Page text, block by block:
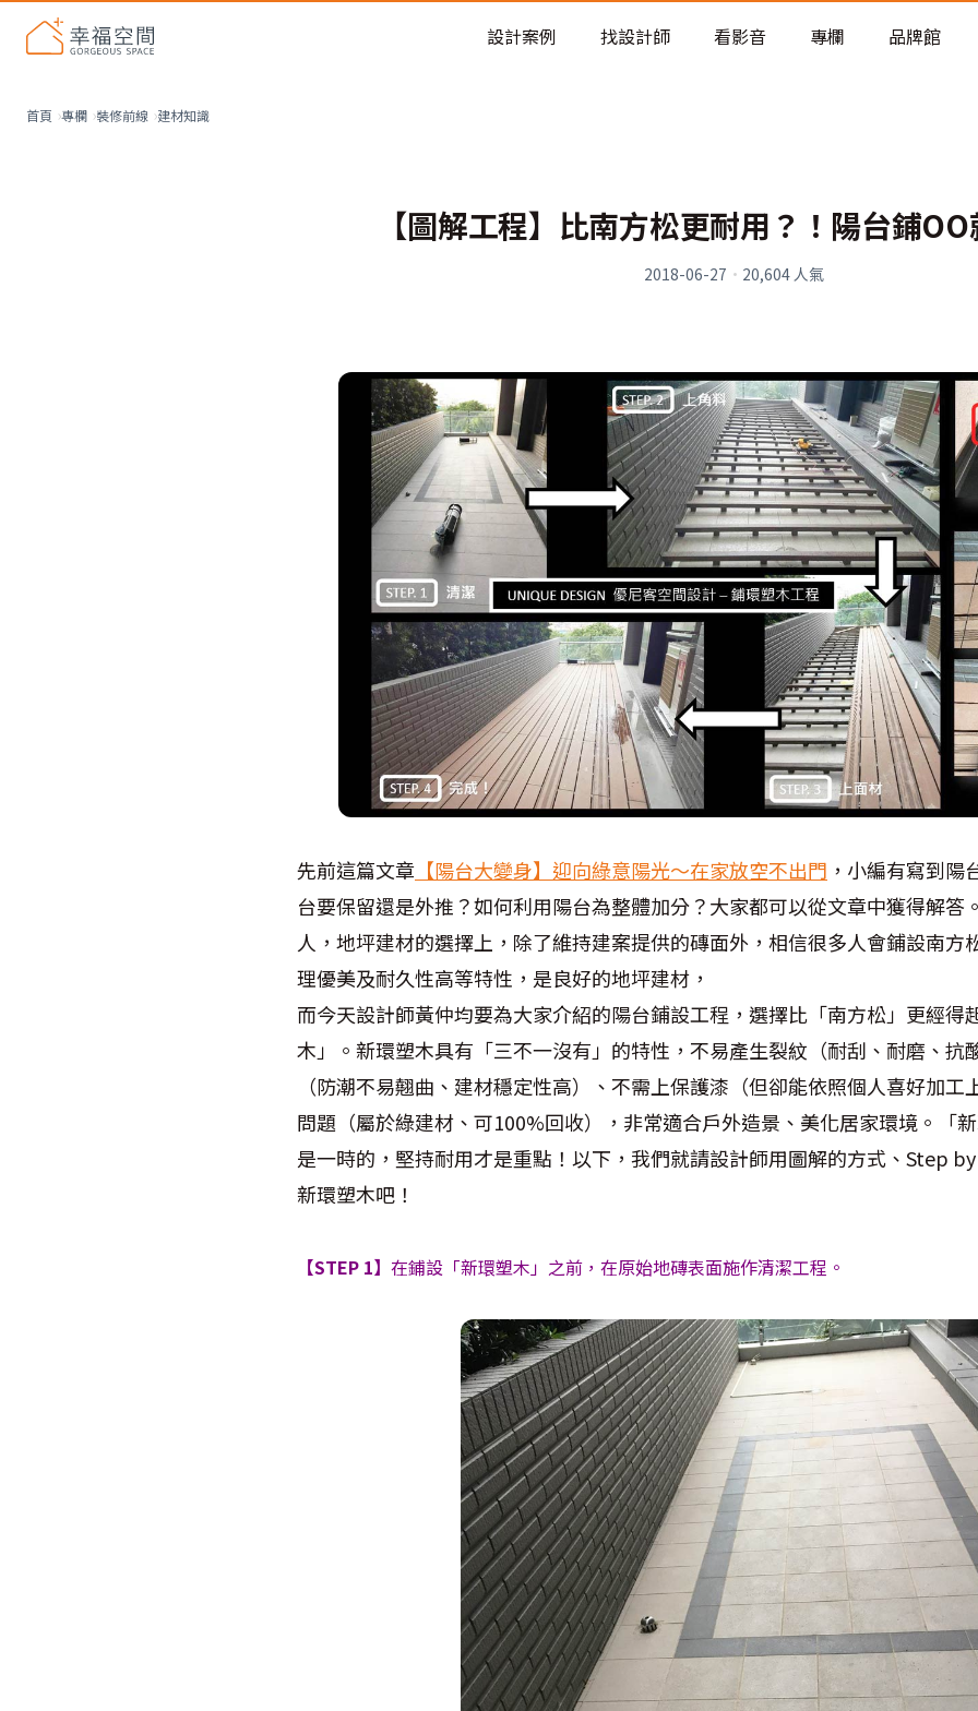
老屋預算分配與高 CP 值煥新術
設計案例 找設計師 看影音 專欄 品牌館
首頁 專欄 裝修前線 建材知識
【圖解工程】比南方松更耐用？！陽台鋪
2018-06-27 · 20,604人氣
先前這篇文章 【陽台大變身】迎向綠意陽光〜在家放空不出門 ，小編有寫到陽
台要保留還是外推？如何利用陽台為整體加分？大家都可以從文章中獲得解答
人，地坪建材的選擇上，除了維持建案提供的磚面外，相信很多人會鋪設南方
理優美及耐久性高等特性，是良好的地坪建材，
而今天設計師黃仲均要為大家介紹的陽台鋪設工程，選擇比「南方松」更經得
木」。新環塑木具有「三不一沒有」的特性，不易產生裂紋（耐刮、耐磨、抗
（防潮不易翹曲、建材穩定性高）、不需上保護漆（但卻能依照個人喜好加工
問題（屬於綠建材、可100%回收），非常適合戶外造景、美化居家環境。「
是一時的，堅持耐用才是重點！以下，我們就請設計師用圖解的方式、Step
新環塑木吧！
【STEP 1】 在鋪設「新環塑木」之前，在原始地磚表面施作清潔工程。